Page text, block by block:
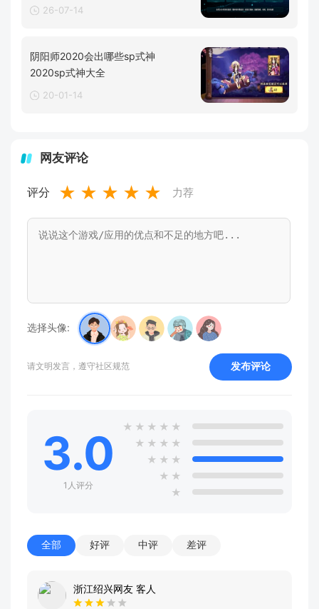
26-07-14
阴阳师2020会出哪些sp式神
2020sp式神大全
20-01-14
网友评论
评分 ★ ★ ★ ★ ★ 力荐
选择头像:
请文明发言，遵守社区规范 发布评论
3.0
1人评分
★ ★ ★ ★ ★
★ ★ ★ ★
★ ★ ★
★ ★
★
全部 好评 中评 差评
浙江绍兴网友 客人